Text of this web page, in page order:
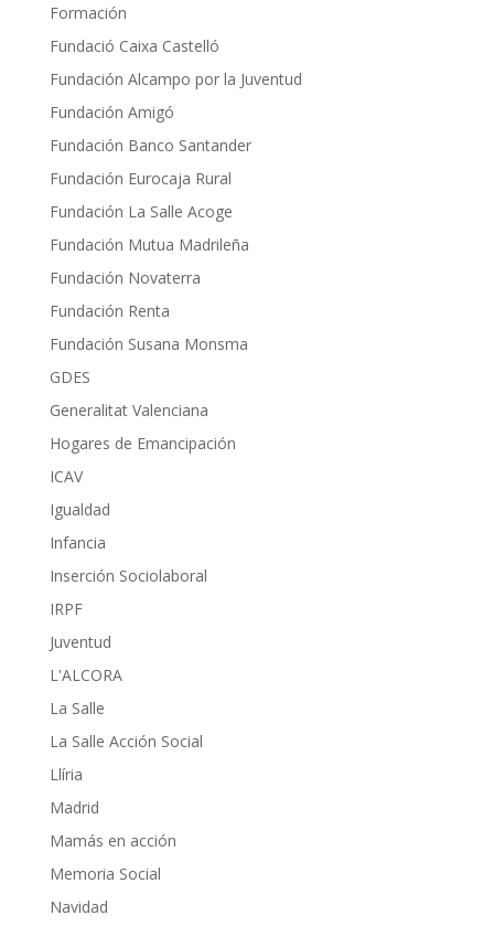
Formación
Fundació Caixa Castelló
Fundación Alcampo por la Juventud
Fundación Amigó
Fundación Banco Santander
Fundación Eurocaja Rural
Fundación La Salle Acoge
Fundación Mutua Madrileña
Fundación Novaterra
Fundación Renta
Fundación Susana Monsma
GDES
Generalitat Valenciana
Hogares de Emancipación
ICAV
Igualdad
Infancia
Inserción Sociolaboral
IRPF
Juventud
L'ALCORA
La Salle
La Salle Acción Social
Llíria
Madrid
Mamás en acción
Memoria Social
Navidad